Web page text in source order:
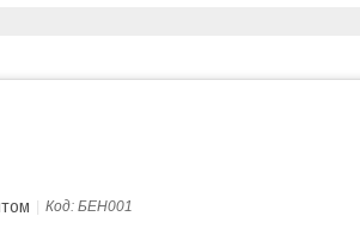
Код: БЕН001